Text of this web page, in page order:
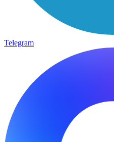
Telegram